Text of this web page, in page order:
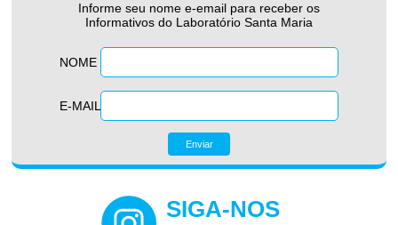
Informe seu nome e-email para receber os
Informativos do Laboratório Santa Maria
NOME
E-MAIL
SIGA-NOS